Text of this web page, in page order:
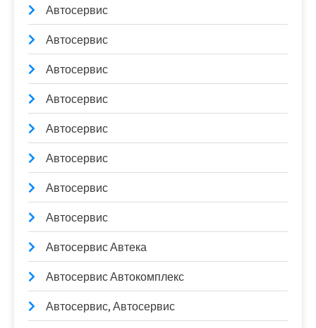
Автосервис
Автосервис
Автосервис
Автосервис
Автосервис
Автосервис
Автосервис
Автосервис
Автосервис Автека
Автосервис Автокомплекс
Автосервис, Автосервис